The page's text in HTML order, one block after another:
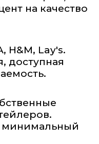
на качество
H&M, Lay's.
доступная
минимальный